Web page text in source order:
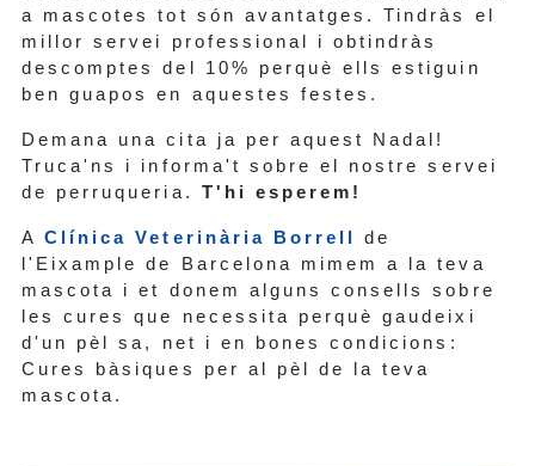
a mascotes tot són avantatges. Tindràs el
millor servei professional i obtindràs
descomptes del 10% perquè ells estiguin
ben guapos en aquestes festes.
Demana una cita ja per aquest Nadal!
Truca'ns i informa't sobre el nostre servei
de perruqueria. T'hi esperem!
AClínica Veterinària Borrell de
l'Eixample de Barcelona mimem a la teva
mascota i et donem alguns consells sobre
les cures que necessita perquè gaudeixi
d'un pèl sa, net i en bones condicions:
Cures bàsiques per al pèl de la teva
mascota.